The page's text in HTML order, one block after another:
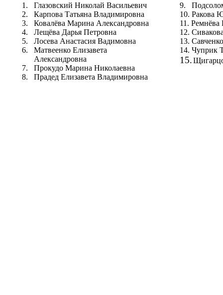
1.
Глазовский Николай Васильевич
2.
Карпова Татьяна Владимировна
3.
Ковалёва Марина Александровна
4.
Лещёва Дарья Петровна
5.
Лосева Анастасия Вадимовна
6.
Матвеенко Елизавета
Александровна
7.
Прокудо Марина Николаевна
8.
Прадед Елизавета Владимировна
9.
10. Ракова
11. Ремнёва
12.
13.
14. Чуприк
15.